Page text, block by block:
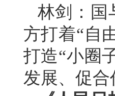
林剑：国
方打着“自
打造“小圈
发展、促